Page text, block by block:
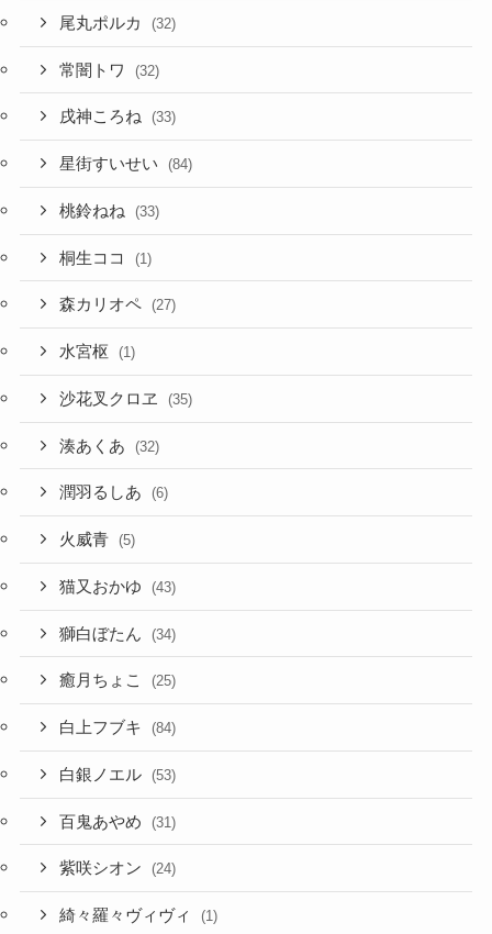
尾丸ポルカ (32)
常闇トワ (32)
戌神ころね (33)
星街すいせい (84)
桃鈴ねね (33)
桐生ココ (1)
森カリオペ (27)
水宮枢 (1)
沙花叉クロヱ (35)
湊あくあ (32)
潤羽るしあ (6)
火威青 (5)
猫又おかゆ (43)
獅白ぼたん (34)
癒月ちょこ (25)
白上フブキ (84)
白銀ノエル (53)
百鬼あやめ (31)
紫咲シオン (24)
綺々羅々ヴィヴィ (1)